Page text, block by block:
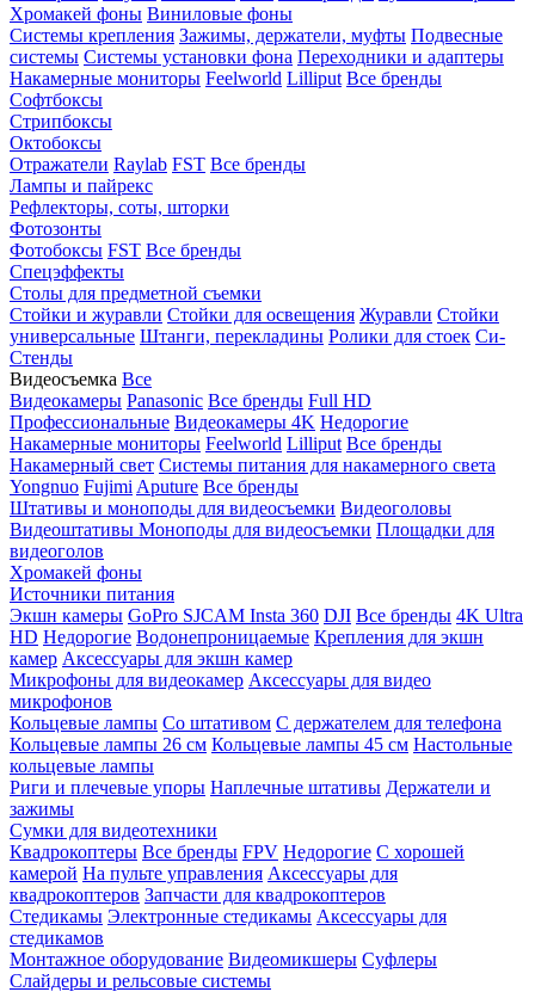
Хромакей фоны Виниловые фоны
Системы крепления Зажимы, держатели, муфты Подвесные
системы Системы установки фона Переходники и адаптеры
Накамерные мониторы Feelworld Lilliput Все бренды
Софтбоксы
Стрипбоксы
Октобоксы
Отражатели Raylab FST Все бренды
Лампы и пайрекс
Рефлекторы, соты, шторки
Фотозонты
Фотобоксы FST Все бренды
Спецэффекты
Столы для предметной съемки
Стойки и журавли Стойки для освещения Журавли Стойки
универсальные Штанги, перекладины Ролики для стоек Си-
Стенды
Видеосъемка Все
Видеокамеры Panasonic Все бренды Full HD
Профессиональные Видеокамеры 4K Недорогие
Накамерные мониторы Feelworld Lilliput Все бренды
Накамерный свет Системы питания для накамерного света
Yongnuo Fujimi Aputure Все бренды
Штативы и моноподы для видеосъемки Видеоголовы
Видеоштативы Моноподы для видеосъемки Площадки для
видеоголов
Хромакей фоны
Источники питания
Экшн камеры GoPro SJCAM Insta 360 DJI Все бренды 4K Ultra
HD Недорогие Водонепроницаемые Крепления для экшн
камер Аксессуары для экшн камер
Микрофоны для видеокамер Аксессуары для видео
микрофонов
Кольцевые лампы Со штативом C держателем для телефона
Кольцевые лампы 26 см Кольцевые лампы 45 см Настольные
кольцевые лампы
Риги и плечевые упоры Наплечные штативы Держатели и
зажимы
Сумки для видеотехники
Квадрокоптеры Все бренды FPV Недорогие С хорошей
камерой На пульте управления Аксессуары для
квадрокоптеров Запчасти для квадрокоптеров
Стедикамы Электронные стедикамы Аксессуары для
стедикамов
Монтажное оборудование Видеомикшеры Суфлеры
Слайдеры и рельсовые системы